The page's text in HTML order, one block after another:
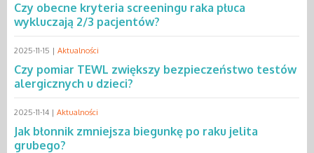
Czy obecne kryteria screeningu raka płuca
wykluczają 2/3 pacjentów?
2025-11-15 | Aktualności
Czy pomiar TEWL zwiększy bezpieczeństwo testów
alergicznych u dzieci?
2025-11-14 | Aktualności
Jak błonnik zmniejsza biegunkę po raku jelita
grubego?